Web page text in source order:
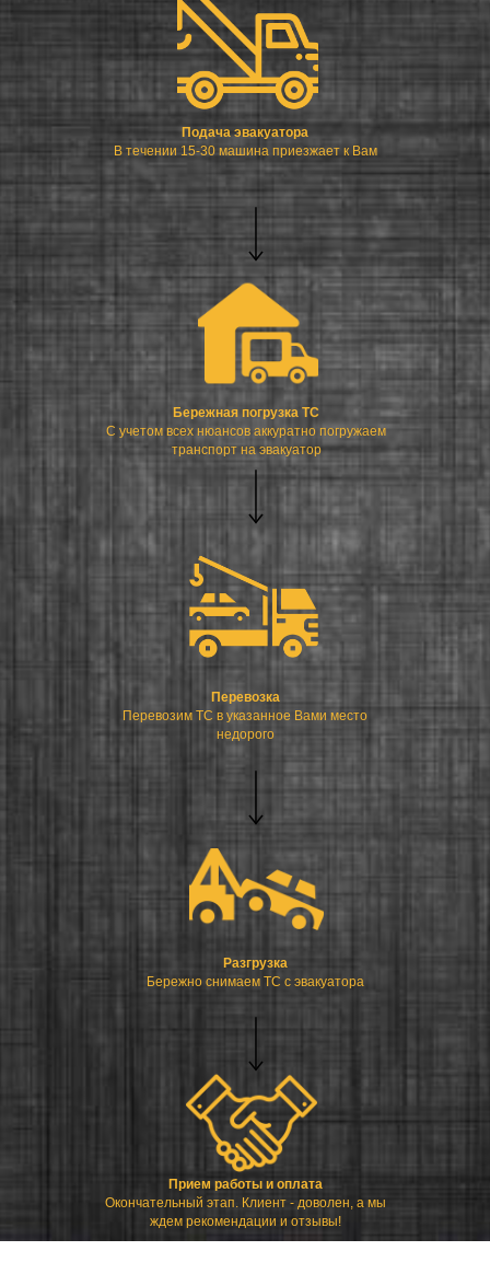
Бережная погрузка ТС
С учетом всех нюансов аккуратно погружаем
транспорт на эвакуатор
Подача эвакуатора
В течении 15-30 машина приезжает к Вам
Перевозка
Перевозим ТС в указанное Вами место
недорого
Разгрузка
Бережно снимаем ТС с эвакуатора
Прием работы и оплата
Окончательный этап. Клиент - доволен, а мы
ждем рекомендации и отзывы!